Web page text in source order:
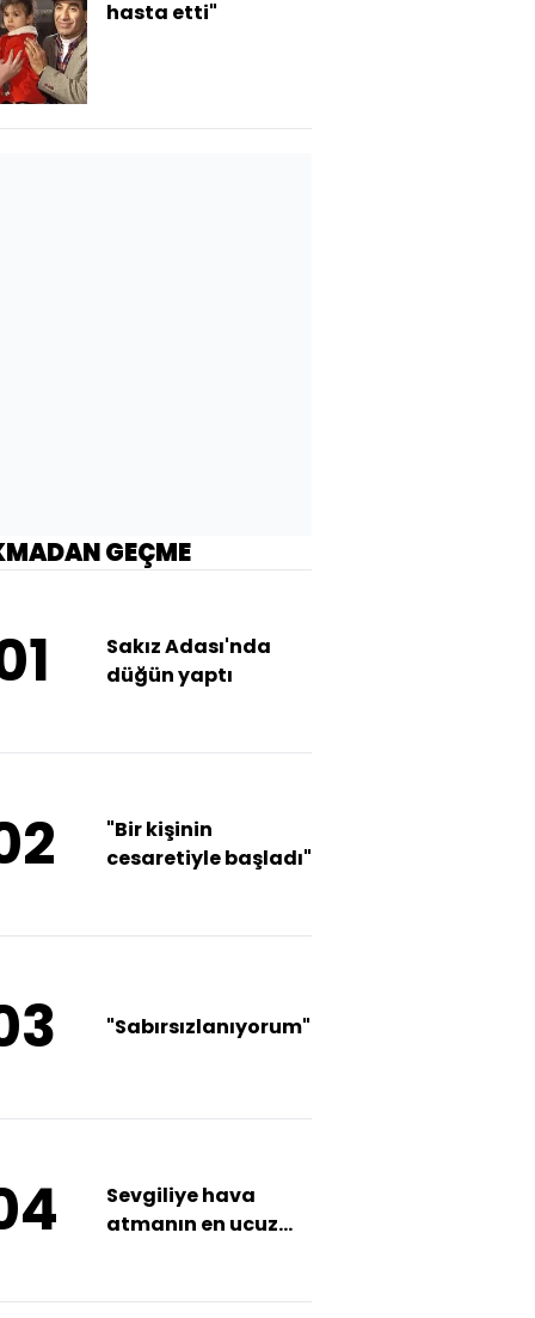
hasta etti"
GEÇME
Sakız Adası'nda
düğün yaptı
"Bir kişinin
cesaretiyle başladı"
"Sabırsızlanıyorum"
Sevgiliye hava
atmanın en ucuz